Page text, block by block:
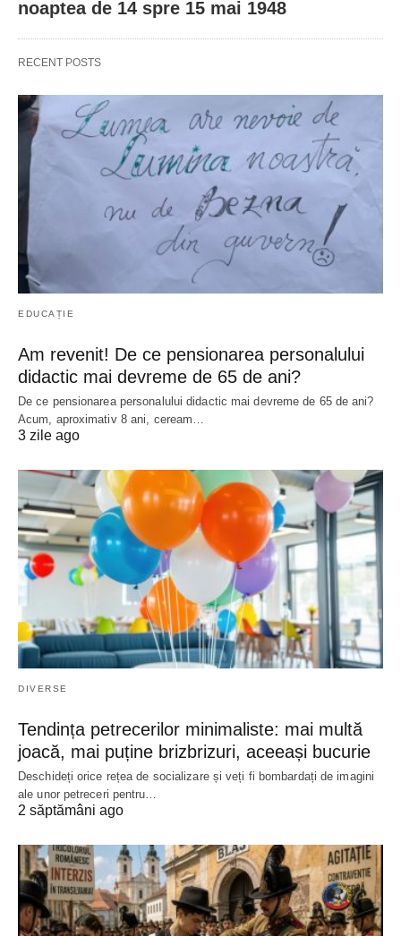
noaptea de 14 spre 15 mai 1948
RECENT POSTS
EDUCAȚIE
Am revenit! De ce pensionarea personalului
didactic mai devreme de 65 de ani?
De ce pensionarea personalului didactic mai devreme de 65 de ani?
Acum, aproximativ 8 ani, ceream…
3 zile ago
DIVERSE
Tendința petrecerilor minimaliste: mai multă
joacă, mai puține brizbrizuri, aceeași bucurie
Deschideți orice rețea de socializare și veți fi bombardați de imagini
ale unor petreceri pentru…
2 săptămâni ago